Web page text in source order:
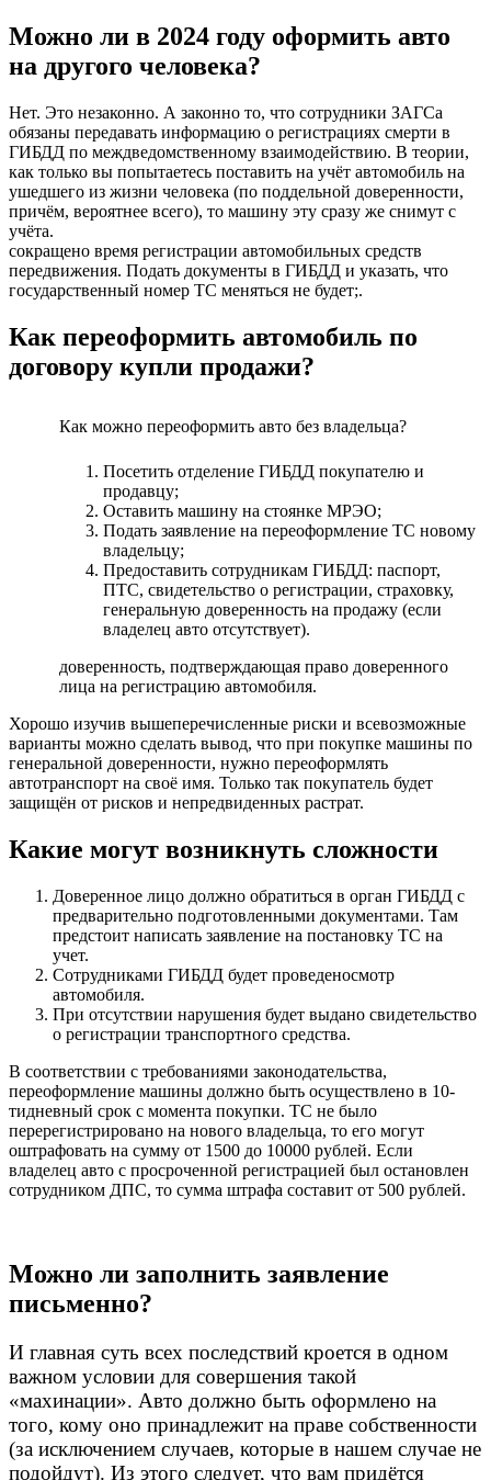
Можно ли в 2024 году оформить авто
на другого человека?
Нет. Это незаконно. А законно то, что сотрудники ЗАГСа
обязаны передавать информацию о регистрациях смерти в
ГИБДД по междведомственному взаимодействию. В теории,
как только вы попытаетесь поставить на учёт автомобиль на
ушедшего из жизни человека (по поддельной доверенности,
причём, вероятнее всего), то машину эту сразу же снимут с
учёта.
сокращено время регистрации автомобильных средств
передвижения. Подать документы в ГИБДД и указать, что
государственный номер ТС меняться не будет;.
Как переоформить автомобиль по
договору купли продажи?
Как можно переоформить авто без владельца?
Посетить отделение ГИБДД покупателю и
продавцу;
Оставить машину на стоянке МРЭО;
Подать заявление на переоформление ТС новому
владельцу;
Предоставить сотрудникам ГИБДД: паспорт,
ПТС, свидетельство о регистрации, страховку,
генеральную доверенность на продажу (если
владелец авто отсутствует).
доверенность, подтверждающая право доверенного
лица на регистрацию автомобиля.
Хорошо изучив вышеперечисленные риски и всевозможные
варианты можно сделать вывод, что при покупке машины по
генеральной доверенности, нужно переоформлять
автотранспорт на своё имя. Только так покупатель будет
защищён от рисков и непредвиденных растрат.
Какие могут возникнуть сложности
Доверенное лицо должно обратиться в орган ГИБДД с
предварительно подготовленными документами. Там
предстоит написать заявление на постановку ТС на
учет.
Сотрудниками ГИБДД будет проведеносмотр
автомобиля.
При отсутствии нарушения будет выдано свидетельство
о регистрации транспортного средства.
В соответствии с требованиями законодательства,
переоформление машины должно быть осуществлено в 10-
тидневный срок с момента покупки. ТС не было
перерегистрировано на нового владельца, то его могут
оштрафовать на сумму от 1500 до 10000 рублей. Если
владелец авто с просроченной регистрацией был остановлен
сотрудником ДПС, то сумма штрафа составит от 500 рублей.
Можно ли заполнить заявление
письменно?
И главная суть всех последствий кроется в одном
важном условии для совершения такой
«махинации». Авто должно быть оформлено на
того, кому оно принадлежит на праве собственности
(за исключением случаев, которые в нашем случае не
подойдут). Из этого следует, что вам придётся